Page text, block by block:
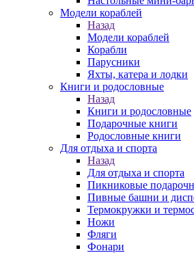
Модели кораблей
Назад
Модели кораблей
Корабли
Парусники
Яхты, катера и лодки
Книги и родословные
Назад
Книги и родословные
Подарочные книги
Родословные книги
Для отдыха и спорта
Назад
Для отдыха и спорта
Пикниковые
Пивные башни и
Термокружки и
Ножи
Фляги
Фонари